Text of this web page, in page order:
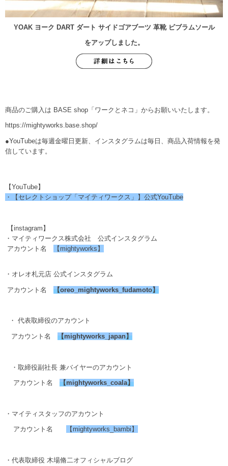
YOAK ヨーク DART ダート サイドゴアブーツ 革靴 ビブラムソール
をアップしました。
商品のご購入は BASE shop「ワークとネコ」からお願いいたします。
https://mightyworks.base.shop/
●YouTubeは毎週金曜日更新、インスタグラムは毎日、商品入荷情報を発
信しています。
【YouTube】
・【セレクトショップ「マイティワークス」】公式YouTube
【instagram】
・マイティワークス株式会社 公式インスタグラム
アカウント名
【mightyworks】
・オレオ札元店 公式インスタグラム
アカウント名 【oreo_mightyworks_fudamoto】
・ 代表取締役のアカウント
アカウント名 【mightyworks_japan】
・取締役副社長 兼バイヤーのアカウント
アカウント名 【mightyworks_coala】
・マイティスタッフのアカウント
アカウント名 【mightyworks_bambi】
・代表取締役 木場脩二オフィシャルブログ